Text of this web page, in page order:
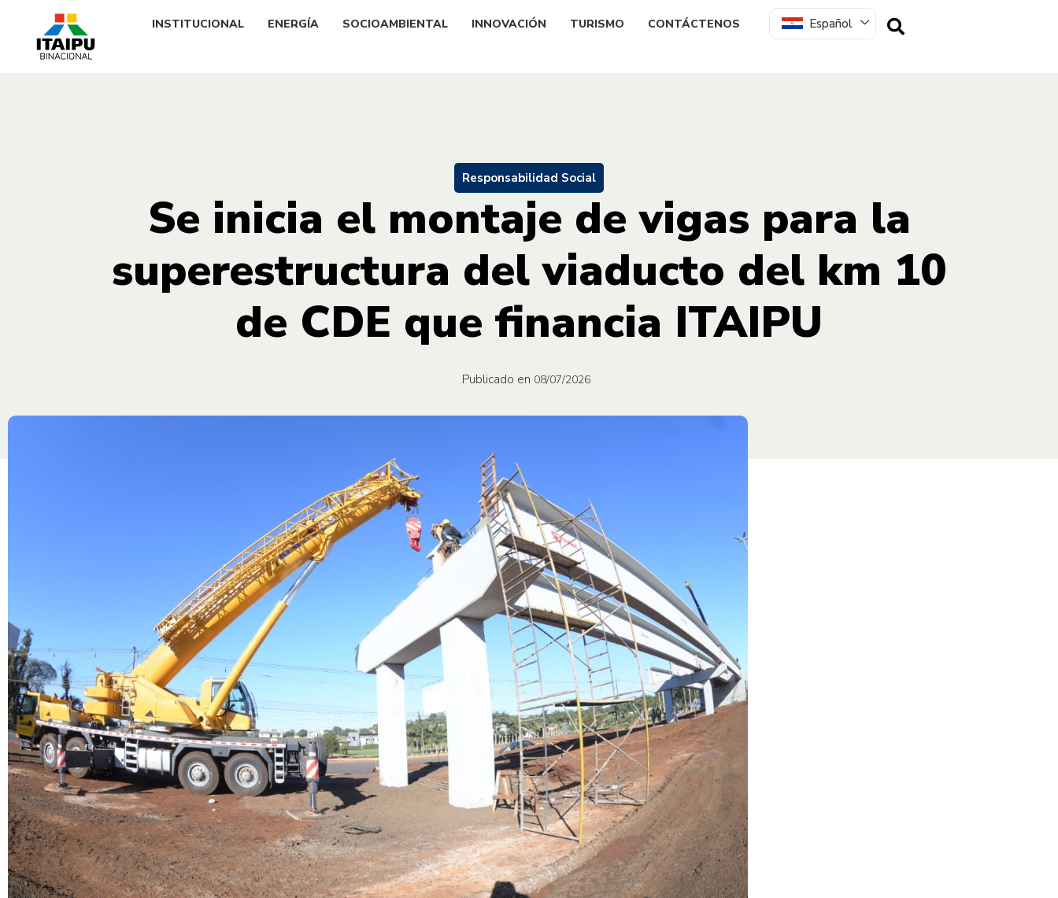
INSTITUCIONAL ENERGÍA SOCIOAMBIENTAL INNOVACIÓN TURISMO CONTÁCTENOS Español
Responsabilidad Social
Se inicia el montaje de vigas para la
superestructura del viaducto del km 10
de CDE que financia ITAIPU
Publicado en 08/07/2026